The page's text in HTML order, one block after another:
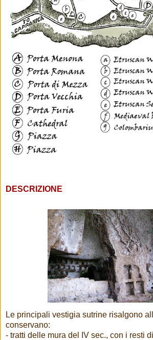
DESCRIZIONE
Le principali vestigia sutrine risalgono
conservano:
- tratti delle mura del IV sec., con i resti